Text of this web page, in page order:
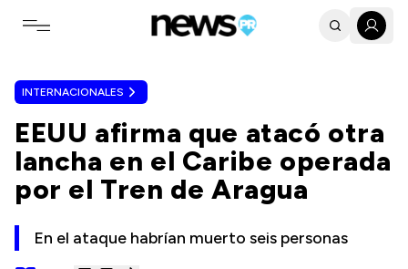
Toggle navigation menu
INTERNACIONALES
EEUU afirma que atacó otra
lancha en el Caribe operada
por el Tren de Aragua
En el ataque habrían muerto seis personas